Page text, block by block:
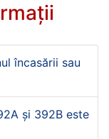
încasării sau
și 392B este